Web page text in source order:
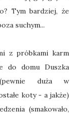
Tym bardziej, że
suchym...
z próbkami karm
do domu Duszka
duża w
koty - a jakże)
(smakowało,